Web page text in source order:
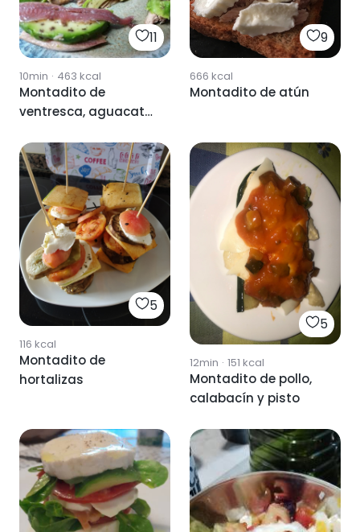
11
10min · 463 kcal
Montadito de
ventresca, aguacate
9
666 kcal
Montadito de atún
5
116 kcal
Montadito de
hortalizas
5
12min · 151 kcal
Montadito de pollo,
calabacín y pisto